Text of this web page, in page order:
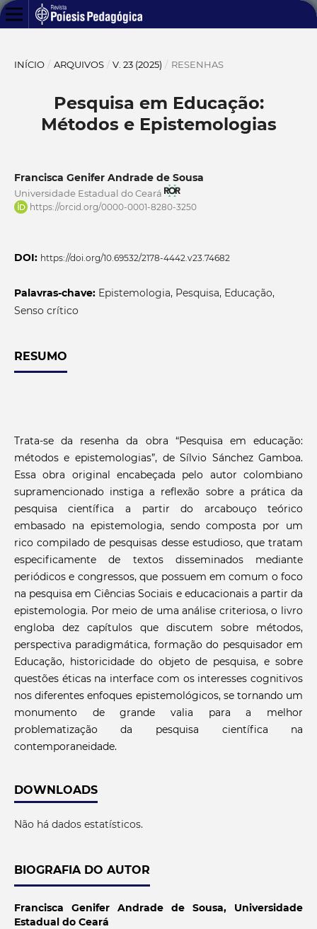
INÍCIO / ARQUIVOS / V. 23 (2025) / RESENHAS
Pesquisa em Educação:
Métodos e Epistemologias
Francisca Genifer Andrade de Sousa
Universidade Estadual do Ceará
https://orcid.org/0000-0001-8280-3250
DOI: https://doi.org/10.69532/2178-4442.v23.74682
Palavras-chave: Epistemologia, Pesquisa, Educação,
Senso crítico
RESUMO
Trata-se da resenha da obra “Pesquisa em educação:
métodos e epistemologias”, de Sílvio Sánchez Gamboa.
Essa obra original encabeçada pelo autor colombiano
supramencionado instiga a reflexão sobre a prática da
pesquisa científica a partir do arcabouço teórico
embasado na epistemologia, sendo composta por um
rico compilado de pesquisas desse estudioso, que tratam
especificamente de textos disseminados mediante
periódicos e congressos, que possuem em comum o foco
na pesquisa em Ciências Sociais e educacionais a partir da
epistemologia. Por meio de uma análise criteriosa, o livro
engloba dez capítulos que discutem sobre métodos,
perspectiva paradigmática, formação do pesquisador em
Educação, historicidade do objeto de pesquisa, e sobre
questões éticas na interface com os interesses cognitivos
nos diferentes enfoques epistemológicos, se tornando um
monumento de grande valia para a melhor
problematização da pesquisa científica na
contemporaneidade.
DOWNLOADS
Não há dados estatísticos.
BIOGRAFIA DO AUTOR
Francisca Genifer Andrade de Sousa, Universidade
Estadual do Ceará